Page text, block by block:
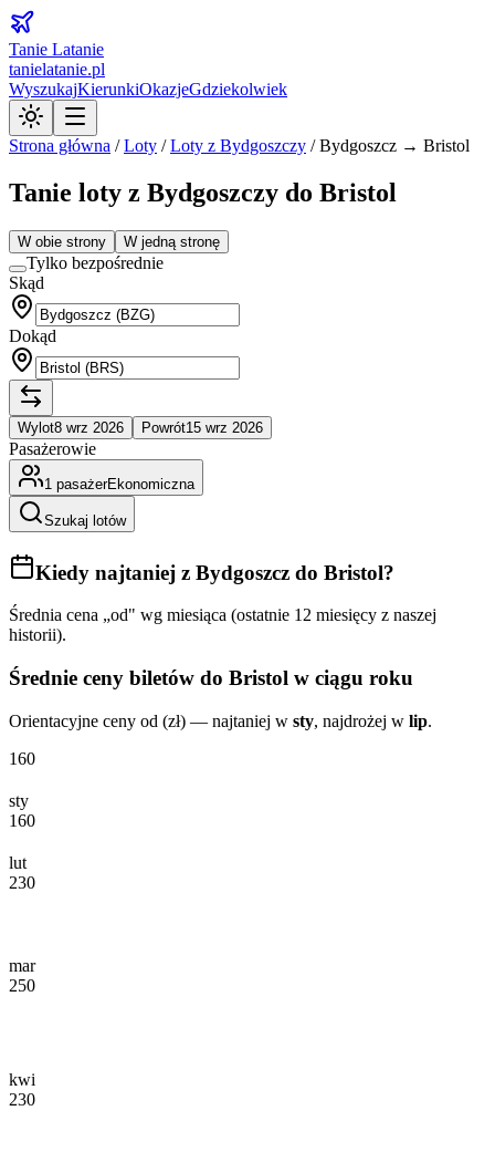
Tanie Latanie
tanielatanie.pl
WyszukajKierunkiOkazjeGdziekolwiek
Strona główna /Loty /Loty z Bydgoszczy /Bydgoszcz → Bristol
Tanie loty z Bydgoszczy do Bristol
W obie strony W jedną stronę
Tylko bezpośrednie
Skąd
Dokąd
Wylot8 wrz 2026 Powrót15 wrz 2026
Pasażerowie
1 pasażerEkonomiczna
Szukaj lotów
Kiedy najtaniej z Bydgoszcz do Bristol?
Średnia cena „od" wg miesiąca (ostatnie 12 miesięcy z naszej
historii).
Średnie ceny biletów do Bristol w ciągu roku
Orientacyjne ceny od (zł) — najtaniej w sty, najdrożej w lip.
160
sty
160
lut
230
mar
250
kwi
230